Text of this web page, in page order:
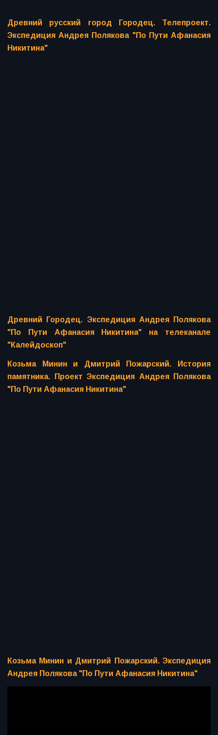
Древний русский город Городец. Телепроект.
Экспедиция Андрея Полякова "По Пути Афанасия
Никитина"
Древний Городец. Экспедиция Андрея Полякова
"По Пути Афанасия Никитина" на телеканале
"Калейдоскоп"
Козьма Минин и Дмитрий Пожарский. История
памятника. Проект Экспедиция Андрея Полякова
"По Пути Афанасия Никитина"
Козьма Минин и Дмитрий Пожарский. Экспедиция
Андрея Полякова "По Пути Афанасия Никитина"